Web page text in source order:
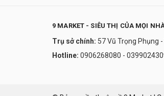
9 MARKET - SIÊU THỊ CỦA MỌI
Trụ sở chính: 57 Vũ Trọng Phụng
Hotline: 0906268080 -